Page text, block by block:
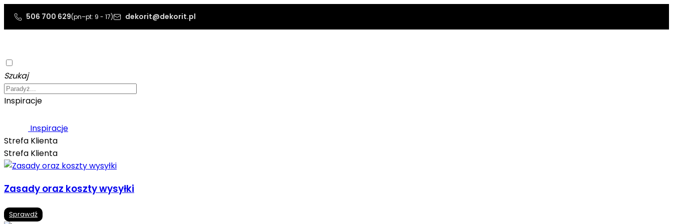
506 700 629(pn–pt: 9 - 17) dekorit@dekorit.pl
Szukaj
Inspiracje
Inspiracje
Strefa Klienta
Strefa Klienta
Zasady oraz koszty wysyłki
Sprawdź